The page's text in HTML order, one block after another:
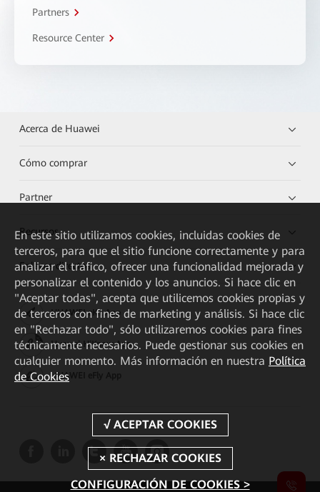
Partners
Resource Center
Acerca de Huawei
Cómo comprar
Partner
Recursos
Enlaces directos
HUAWEI eKit App
Huawei HiKnow App
HUAWEI eFly App
En este sitio utilizamos cookies, incluidas cookies de
terceros, para que el sitio funcione correctamente y para
analizar el tráfico, ofrecer una funcionalidad mejorada y
personalizar el contenido y los anuncios. Si hace clic en
"Aceptar todas", acepta que utilicemos cookies propias y
de terceros con fines de marketing y análisis. Si hace clic
en "Rechazar todo", sólo utilizaremos cookies para fines
técnicamente necesarios. Puede gestionar sus cookies en
cualquier momento. Más información en nuestra Política
de Cookies
CONFIGURACIÓN DE COOKIES >